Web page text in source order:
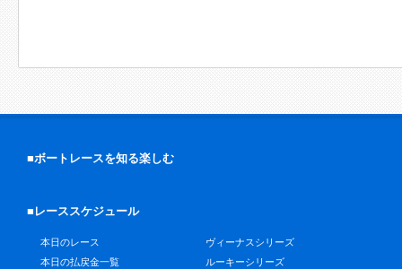
■ボートレースを知る楽しむ
■レーススケジュール
本日のレース
本日の払戻金一覧
ヴィーナスシリーズ
ルーキーシリーズ